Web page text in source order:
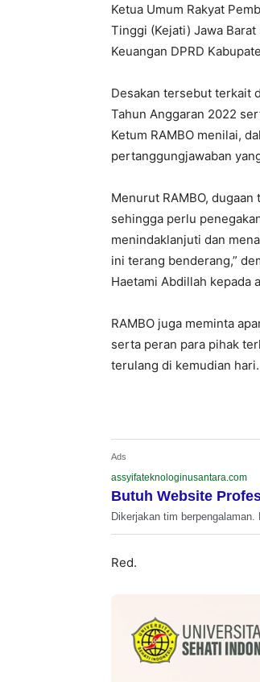
Ketua Umum Rakyat
Tinggi (Kejati) Jawa
Keuangan DPRD
Desakan tersebut terkait
Tahun Anggaran 2022
Ketum RAMBO menilai,
pertanggungjawaban
Menurut RAMBO,
sehingga perlu
menindaklanjuti dan
ini terang benderang,”
Haetami Abdillah kepada
RAMBO juga meminta
serta peran para pihak
terulang di kemudian hari.
Ads
assyifateknologinusantara.com
Butuh Website
Dikerjakan tim berpengalaman.
Red.